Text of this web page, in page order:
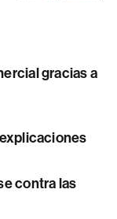
gracias a
contra las